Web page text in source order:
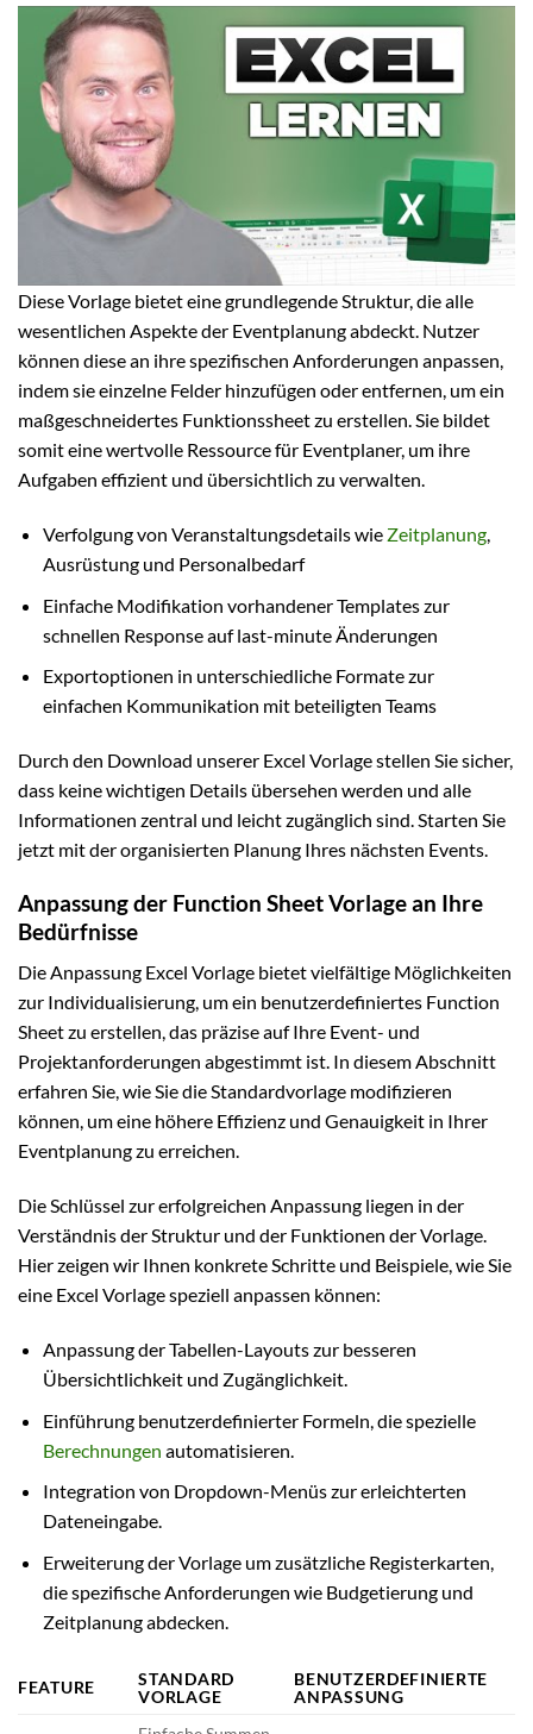
Diese Vorlage bietet eine grundlegende Struktur, die alle
wesentlichen Aspekte der Eventplanung abdeckt. Nutzer
können diese an ihre spezifischen Anforderungen anpassen,
indem sie einzelne Felder hinzufügen oder entfernen, um ein
maßgeschneidertes Funktionssheet zu erstellen. Sie bildet
somit eine wertvolle Ressource für Eventplaner, um ihre
Aufgaben effizient und übersichtlich zu verwalten.
Verfolgung von Veranstaltungsdetails wie Zeitplanung,
Ausrüstung und Personalbedarf
Einfache Modifikation vorhandener Templates zur
schnellen Response auf last-minute Änderungen
Exportoptionen in unterschiedliche Formate zur
einfachen Kommunikation mit beteiligten Teams
Durch den Download unserer Excel Vorlage stellen Sie sicher,
dass keine wichtigen Details übersehen werden und alle
Informationen zentral und leicht zugänglich sind. Starten Sie
jetzt mit der organisierten Planung Ihres nächsten Events.
Anpassung der Function Sheet Vorlage an Ihre
Bedürfnisse
Die Anpassung Excel Vorlage bietet vielfältige Möglichkeiten
zur Individualisierung, um ein benutzerdefiniertes Function
Sheet zu erstellen, das präzise auf Ihre Event- und
Projektanforderungen abgestimmt ist. In diesem Abschnitt
erfahren Sie, wie Sie die Standardvorlage modifizieren
können, um eine höhere Effizienz und Genauigkeit in Ihrer
Eventplanung zu erreichen.
Die Schlüssel zur erfolgreichen Anpassung liegen in der
Verständnis der Struktur und der Funktionen der Vorlage.
Hier zeigen wir Ihnen konkrete Schritte und Beispiele, wie Sie
eine Excel Vorlage speziell anpassen können:
Anpassung der Tabellen-Layouts zur besseren
Übersichtlichkeit und Zugänglichkeit.
Einführung benutzerdefinierter Formeln, die spezielle
Berechnungen automatisieren.
Integration von Dropdown-Menüs zur erleichterten
Dateneingabe.
Erweiterung der Vorlage um zusätzliche Registerkarten,
die spezifische Anforderungen wie Budgetierung und
Zeitplanung abdecken.
FEATURE
STANDARD
VORLAGE
BENUTZERDEFINIERTE
ANPASSUNG